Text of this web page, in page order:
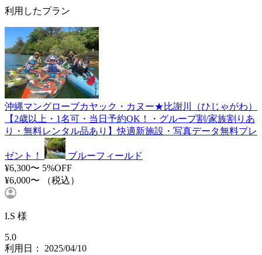
利用したプラン
沖縄マングローブカヤック・カヌー★比謝川（ひじゃがわ）
【2歳以上・1名可・当日予約OK！・グループ割/家族割りあ
り・無料レンタル品あり】快適新施設・写真データ無料プレ
ゼント！
ブルーフィールド
¥6,300〜 5%OFF
¥6,000〜
（税込）
I.S 様
5.0
利用日： 2025/04/10